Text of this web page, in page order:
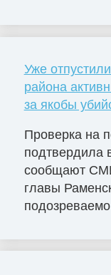
Уже
района
за якобы
Проверка на
подтвердила
сообщают
главы